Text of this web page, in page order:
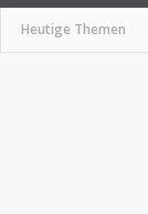
Heutige Themen